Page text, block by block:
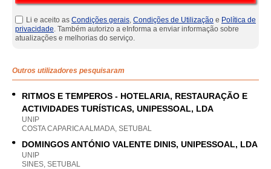
Li e aceito as Condições gerais, Condições de Utilização e Política de
privacidade. Também autorizo a eInforma a enviar informação sobre
atualizações e melhorias do serviço.
Outros utilizadores pesquisaram
RITMOS E TEMPEROS - HOTELARIA, RESTAURAÇÃO E
ACTIVIDADES TURÍSTICAS, UNIPESSOAL, LDA
UNIP
COSTA CAPARICA ALMADA, SETUBAL
DOMINGOS ANTÓNIO VALENTE DINIS, UNIPESSOAL, LDA
UNIP
SINES, SETUBAL